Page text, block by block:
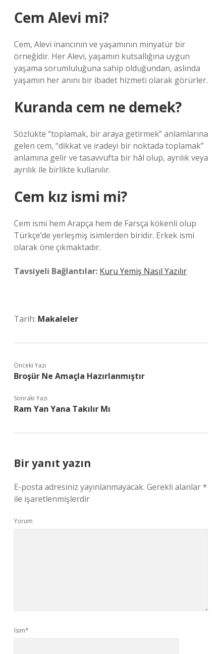
Cem Alevi mi?
Cem, Alevi inancının ve yaşamının minyatür bir
örneğidir. Her Alevi, yaşamın kutsallığına uygun
yaşama sorumluluğuna sahip olduğundan, aslında
yaşamın her anını bir ibadet hizmeti olarak görürler.
Kuranda cem ne demek?
Sözlükte “toplamak, bir araya getirmek” anlamlarına
gelen cem, “dikkat ve iradeyi bir noktada toplamak”
anlamına gelir ve tasavvufta bir hâl olup, ayrılık veya
ayrılık ile birlikte kullanılır.
Cem kız ismi mi?
Cem ismi hem Arapça hem de Farsça kökenli olup
Türkçe’de yerleşmiş isimlerden biridir. Erkek ismi
olarak öne çıkmaktadır.
Tavsiyeli Bağlantılar: Kuru Yemiş Nasıl Yazılır
Tarih: Makaleler
Önceki Yazı
Broşür Ne Amaçla Hazırlanmıştır
Sonraki Yazı
Ram Yan Yana Takılır Mı
Bir yanıt yazın
E-posta adresiniz yayınlanmayacak. Gerekli alanlar*
ile işaretlenmişlerdir
Yorum
İsim*